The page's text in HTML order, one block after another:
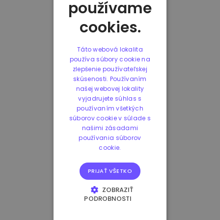
používame
cookies.
Táto webová lokalita
používa súbory cookie na
zlepšenie používateľskej
skúsenosti. Používaním
našej webovej lokality
vyjadrujete súhlas s
používaním všetkých
súborov cookie v súlade s
našimi zásadami
používania súborov
cookie.
PRIJAŤ VŠETKO
ZOBRAZIŤ
PODROBNOSTI